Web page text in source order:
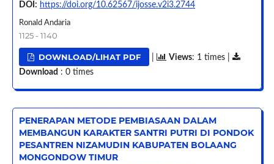
DOI: https://doi.org/10.62567/ijosse.v2i3.2744
Ronald Andaria
1125 - 1140
DOWNLOAD/LIHAT PDF Views: 1 times |
Download : 0 times
PENERAPAN METODE PEMBIASAAN DALAM
MEMBANGUN KARAKTER SANTRI PUTRI DI PONDOK
PESANTREN NIZAMUDIN KABUPATEN BOLAANG
MONGONDOW TIMUR